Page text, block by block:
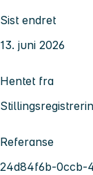
Sist endret
13. juni 2026
Hentet fra
Referanse
24d84f6b-0ccb-